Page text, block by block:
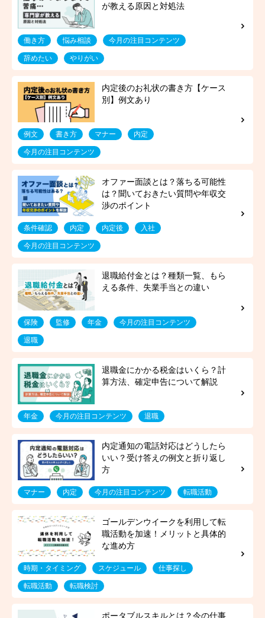
働き方 悩み相談 今月の注目コンテンツ
辞めたい やりがい
例文 書き方 マナー 内定
今月の注目コンテンツ
条件確認 内定 内定後 入社
今月の注目コンテンツ
保険 監修 年金 今月の注目コンテンツ
退職
年金 今月の注目コンテンツ 退職
マナー 内定 今月の注目コンテンツ 転職活動
時期・タイミング スケジュール 仕事探し
転職活動 転職検討